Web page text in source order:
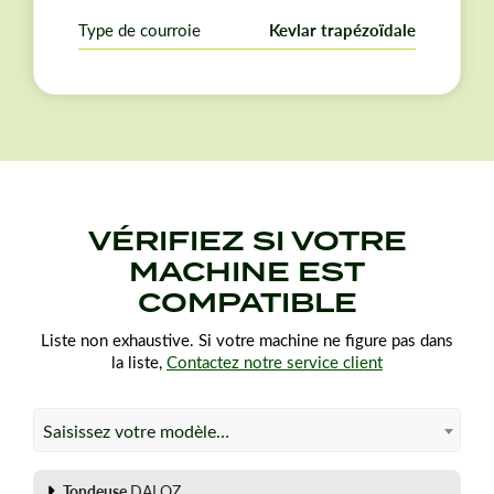
Type de courroie Kevlar trapézoïdale
VÉRIFIEZ SI VOTRE
MACHINE EST
COMPATIBLE
Liste non exhaustive. Si votre machine ne figure pas dans
la liste, Contactez notre service client
Saisissez votre modèle…